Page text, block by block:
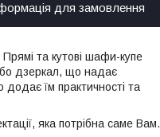
для замовлення
та кутові шафи-купе
дзеркал, що надає
їм практичності та
яка потрібна саме Вам.